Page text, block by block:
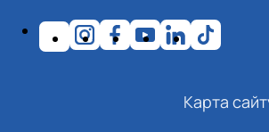
Карта